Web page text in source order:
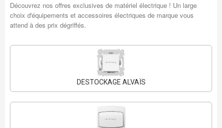
Découvrez nos offres exclusives de matériel électrique ! Un large
choix d'équipements et accessoires électriques de marque vous
attend à des prix dégriffés.
DESTOCKAGE ALVAÏS